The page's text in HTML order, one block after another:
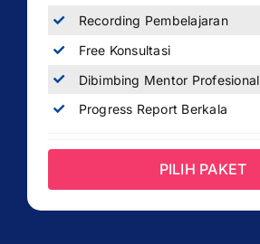
Recording Pembelajaran
Free Konsultasi
Dibimbing Mentor Profesional
Progress Report Berkala
PILIH PAKET